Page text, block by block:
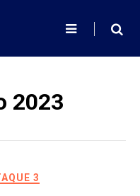
2023
3